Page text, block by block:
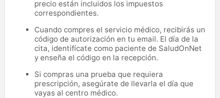
precio están incluidos los impuestos
correspondientes.
Cuando compres el servicio médico, recibirás un
código de autorización en tu email. El día de la
cita, identifícate como paciente de SaludOnNet
y enseña el código en la recepción.
Si compras una prueba que requiera
prescripción, asegúrate de llevarla el día que
vayas al centro médico.